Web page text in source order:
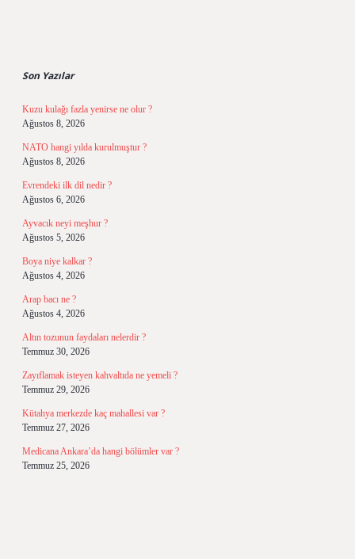
Son Yazılar
Kuzu kulağı fazla yenirse ne olur ?
Ağustos 8, 2026
NATO hangi yılda kurulmuştur ?
Ağustos 8, 2026
Evrendeki ilk dil nedir ?
Ağustos 6, 2026
Ayvacık neyi meşhur ?
Ağustos 5, 2026
Boya niye kalkar ?
Ağustos 4, 2026
Arap bacı ne ?
Ağustos 4, 2026
Altın tozunun faydaları nelerdir ?
Temmuz 30, 2026
Zayıflamak isteyen kahvaltıda ne yemeli ?
Temmuz 29, 2026
Kütahya merkezde kaç mahallesi var ?
Temmuz 27, 2026
Medicana Ankara’da hangi bölümler var ?
Temmuz 25, 2026